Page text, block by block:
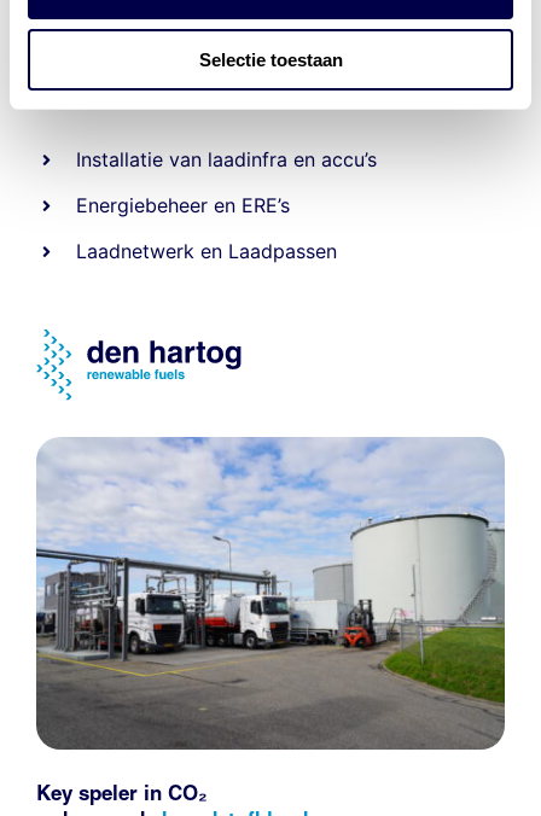
Selectie toestaan
laad- en accu oplossingen
Installatie van laadinfra en accu’s
Energiebeheer en ERE’s
Laadnetwerk en Laadpassen
Key speler in CO₂